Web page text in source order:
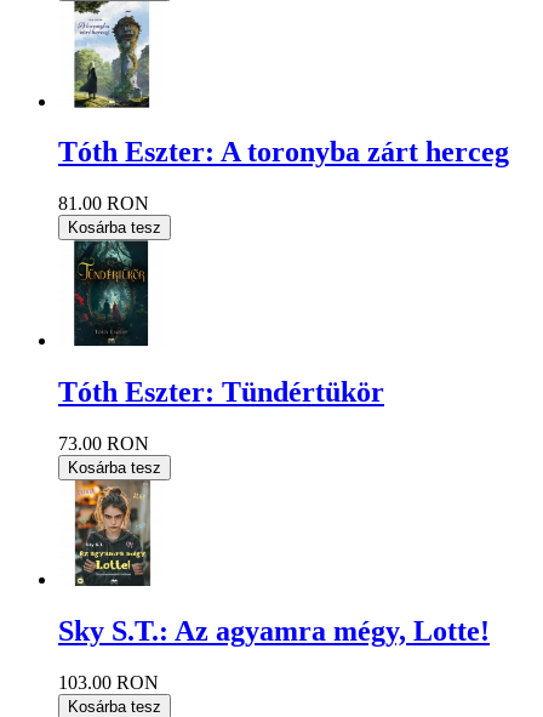
Tóth Eszter: A toronyba zárt herceg
81.00 RON
Kosárba tesz
Tóth Eszter: Tündértükör
73.00 RON
Kosárba tesz
Sky S.T.: Az agyamra mégy, Lotte!
103.00 RON
Kosárba tesz